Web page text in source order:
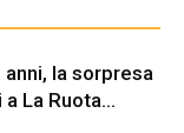
la sorpresa
La Ruota...